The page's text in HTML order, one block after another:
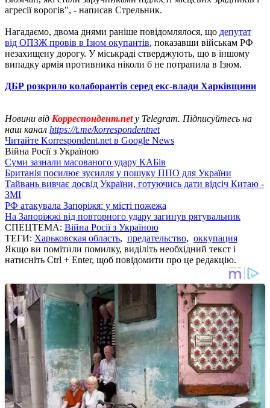
агресії ворогів", - написав Стрельник.
Нагадаємо, двома днями раніше повідомлялося, що депутат
від ОПЗЖ провів в Ізюм окупантів, показавши військам РФ
незахищену дорогу. У міськраді стверджують, що в іншому
випадку армія противника ніколи б не потрапила в Ізюм.
ДБР розкрило колаборантів серед екс-влади Харківщини
Новини від Корреспондент.netу Telegram. Підписуйтесь на
наш канал https://t.me/korrespondentnet
Читайте Korrespondent.net в Google News
Війна Росії з Україною
Суми зазнали масованого удару КАБів
Британія посилює зусилля у пошуку ППО для України
Тайвань вивчає досвід України, готуючись дати відсіч Китаю -
ЗМІ
РФ атакувала Запоріжя: у місті пожежа
На Запоріжжі від повторного удару загинув рятувальник
СПЕЦТЕМА: Війна Росії з Україною
ТЕГИ: Харьковская область, предательство, оккупация
Якщо ви помітили помилку, виділіть необхідний текст і
натисніть Ctrl + Enter, щоб повідомити про це редакцію.